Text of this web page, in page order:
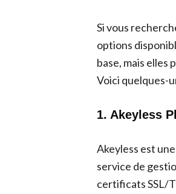
Si vous
options
base, mais
Voici quelques-
1. Akeyless
Akeyless est
service de
certificats SSL/